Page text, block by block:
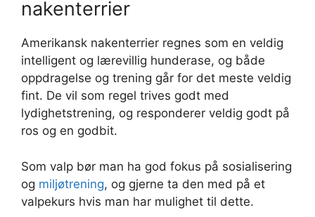
nakenterrier
Amerikansk nakenterrier regnes som en veldig
intelligent og lærevillig hunderase, og både
oppdragelse og trening går for det meste veldig
fint. De vil som regel trives godt med
lydighetstrening, og responderer veldig godt på
ros og en godbit.
Som valp bør man ha god fokus på sosialisering
og miljøtrening, og gjerne ta den med på et
valpekurs hvis man har mulighet til dette.